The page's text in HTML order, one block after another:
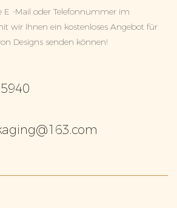
E -Mail oder Telefonnummer im
wir Ihnen ein kostenloses Angebot für
Designs senden können!